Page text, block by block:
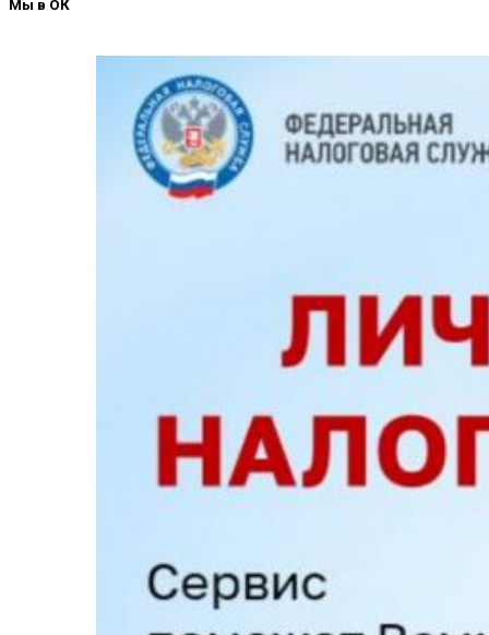
Мы в ОК